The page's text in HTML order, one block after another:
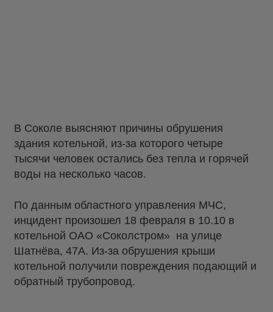
В Соколе выясняют причины обрушения
здания котельной, из-за которого четыре
тысячи человек остались без тепла и горячей
воды на несколько часов.
По данным областного управления МЧС,
инцидент произошел 18 февраля в 10.10 в
котельной ОАО «Соколстром» на улице
Шатнёва, 47А. Из-за обрушения крыши
котельной получили повреждения подающий и
обратный трубопровод.